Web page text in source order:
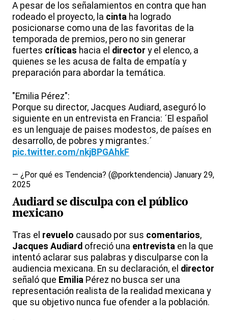
A pesar de los señalamientos en contra que han
rodeado el proyecto, la cinta ha logrado
posicionarse como una de las favoritas de la
temporada de premios, pero no sin generar
fuertes críticas hacia el director y el elenco, a
quienes se les acusa de falta de empatía y
preparación para abordar la temática.
"Emilia Pérez":
Porque su director, Jacques Audiard, aseguró lo
siguiente en un entrevista en Francia: ´El español
es un lenguaje de paises modestos, de países en
desarrollo, de pobres y migrantes.´
pic.twitter.com/nkjBPGAhkF
— ¿Por qué es Tendencia? (@porktendencia) January 29,
2025
Audiardse disculpa con el público
mexicano
Tras el revuelo causado por sus comentarios,
Jacques Audiard ofreció una entrevista en la que
intentó aclarar sus palabras y disculparse con la
audiencia mexicana. En su declaración, el director
señaló que Emilia Pérez no busca ser una
representación realista de la realidad mexicana y
que su objetivo nunca fue ofender a la población.